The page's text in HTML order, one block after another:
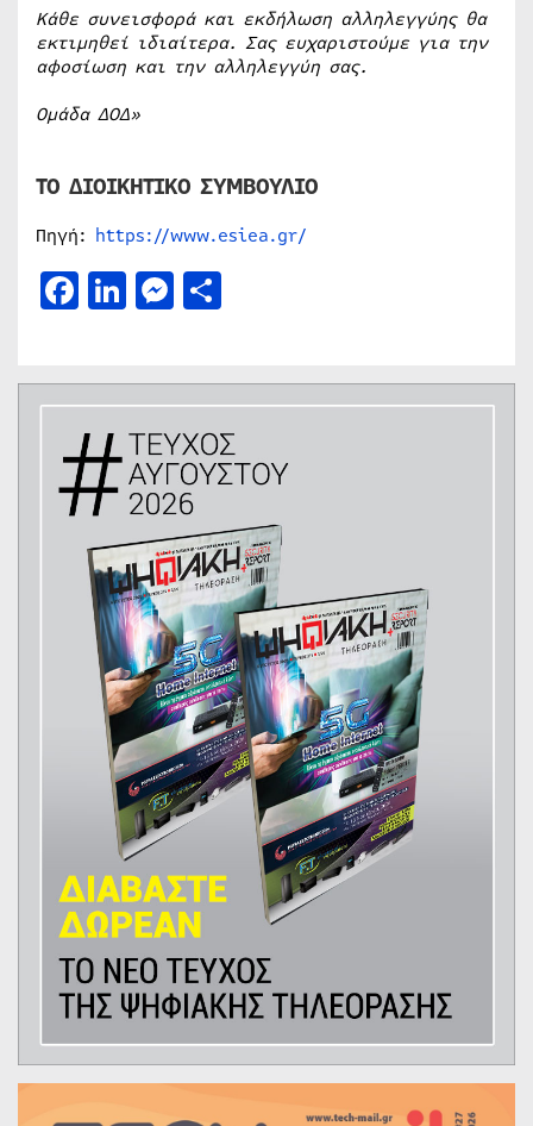
Κάθε συνεισφορά και εκδήλωση αλληλεγγύης θα
εκτιμηθεί ιδιαίτερα. Σας ευχαριστούμε για την
αφοσίωση και την αλληλεγγύη σας.
Ομάδα ΔΟΔ»
ΤΟ ΔΙΟΙΚΗΤΙΚΟ ΣΥΜΒΟΥΛΙΟ
Πηγή: https://www.esiea.gr/
Facebook
LinkedIn
Messenger